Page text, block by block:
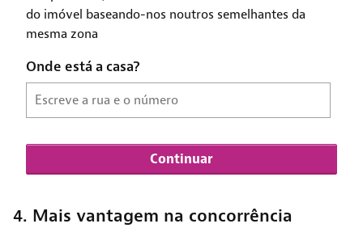
4. Mais vantagem na concorrência